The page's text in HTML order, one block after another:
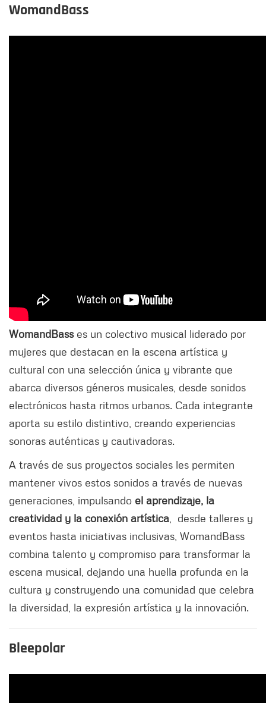
WomandBass
WomandBasses un colectivo musical liderado por
mujeres que destacan en la escena artística y
cultural con una selección única y vibrante que
abarca diversos géneros musicales, desde sonidos
electrónicos hasta ritmos urbanos. Cada integrante
aporta su estilo distintivo, creando experiencias
sonoras auténticas y cautivadoras.
A través de sus proyectos sociales les permiten
mantener vivos estos sonidos a través de nuevas
generaciones, impulsando el aprendizaje, la
creatividad y la conexión artística , desde talleres y
eventos hasta iniciativas inclusivas, WomandBass
combina talento y compromiso para transformar la
escena musical, dejando una huella profunda en la
cultura y construyendo una comunidad que celebra
la diversidad, la expresión artística y la innovación.
Bleepolar